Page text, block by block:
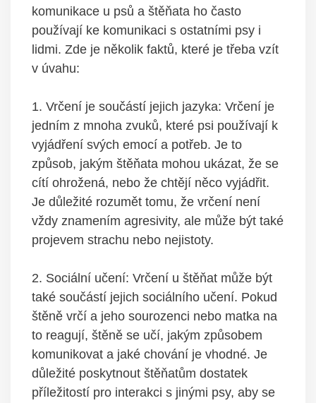
‌komunikace ⁢u psů a ⁤štěňata ho často
používají ke⁢ komunikaci⁢ s ostatními psy i
lidmi. Zde‌ je několik faktů, které je třeba ‌vzít
v úvahu:
1. Vrčení je součástí jejich ‌jazyka: Vrčení je
jedním z mnoha⁤ zvuků,⁢ které ​psi používají k
vyjádření‍ svých ⁤emocí a potřeb. Je to
způsob, jakým štěňata ⁤mohou​ ukázat, ​že se
cítí ⁤ohrožená, nebo že chtějí něco vyjádřit.
Je důležité rozumět⁣ tomu, že vrčení není
vždy znamením‍ agresivity, ale může být také
projevem strachu nebo nejistoty.
2. ​Sociální ‌učení: Vrčení u štěňat⁣ může být
také součástí jejich ‌sociálního učení. Pokud
štěně​ vrčí a jeho sourozenci nebo matka‌ na
to reagují, ⁤štěně se ⁢učí, jakým způsobem
komunikovat ​a‌ jaké chování je vhodné. Je
důležité poskytnout​ štěňatům dostatek⁢
příležitostí pro⁣ interakci⁣ s jinými ‍psy, aby se